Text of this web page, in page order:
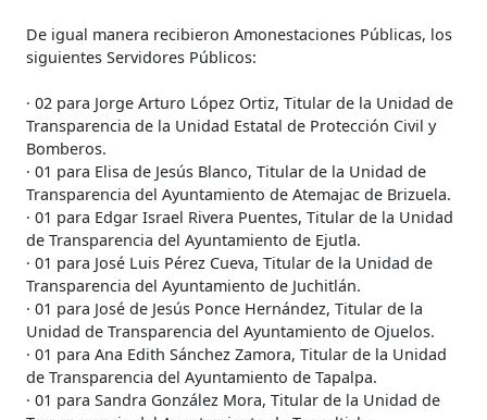
De igual manera recibieron Amonestaciones Públicas, los
siguientes Servidores Públicos:
· 02 para Jorge Arturo López Ortiz, Titular de la Unidad de
Transparencia de la Unidad Estatal de Protección Civil y
Bomberos.
· 01 para Elisa de Jesús Blanco, Titular de la Unidad de
Transparencia del Ayuntamiento de Atemajac de Brizuela.
· 01 para Edgar Israel Rivera Puentes, Titular de la Unidad
de Transparencia del Ayuntamiento de Ejutla.
· 01 para José Luis Pérez Cueva, Titular de la Unidad de
Transparencia del Ayuntamiento de Juchitlán.
· 01 para José de Jesús Ponce Hernández, Titular de la
Unidad de Transparencia del Ayuntamiento de Ojuelos.
· 01 para Ana Edith Sánchez Zamora, Titular de la Unidad
de Transparencia del Ayuntamiento de Tapalpa.
· 01 para Sandra González Mora, Titular de la Unidad de